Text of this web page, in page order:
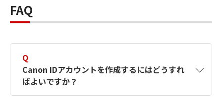
FAQ
Q
Canon IDアカウントを作成するにはどうすれ
ばよいですか？